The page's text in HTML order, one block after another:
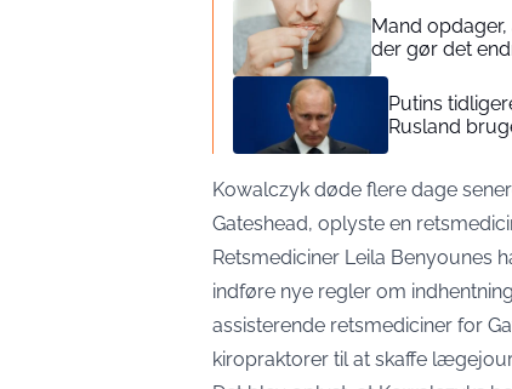
Mand opdager,
der gør det
Putins
Rusland
Kowalczyk døde flere dage
Gateshead, oplyste en
Retsmediciner Leila Benyounes
indføre nye regler om
assisterende retsmediciner for
kiropraktorer til at skaffe